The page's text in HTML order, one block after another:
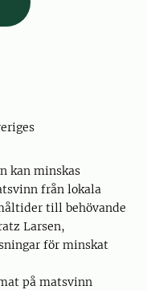
kan minskas
från lokala
till behövande
Larsen,
för minskat
på matsvinn